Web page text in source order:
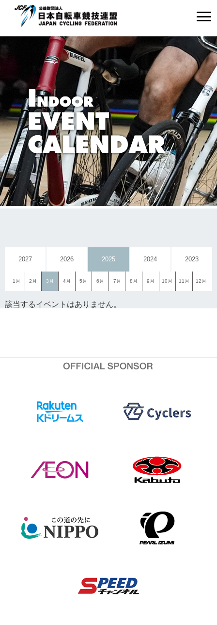
2027 2026 2025 2024 2023
1月 2月 3月 4月 5月 6月 7月 8月 9月 10月 11月 12月
該当するイベントはありません。